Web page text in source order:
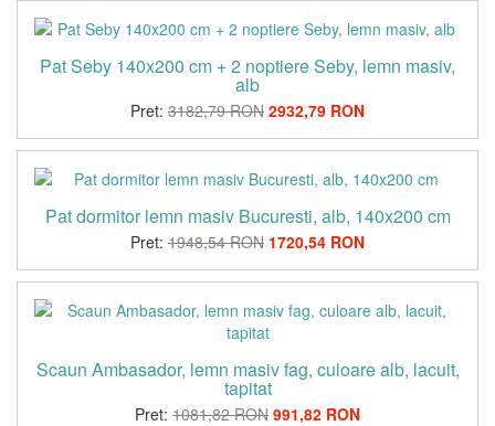
Pat Seby 140x200 cm + 2 noptiere Seby, lemn masiv,
alb
Pret: 3182,79 RON 2932,79 RON
Pat dormitor lemn masiv Bucuresti, alb, 140x200 cm
Pret: 1948,54 RON 1720,54 RON
Scaun Ambasador, lemn masiv fag, culoare alb, lacuit,
tapitat
Pret: 1081,82 RON 991,82 RON